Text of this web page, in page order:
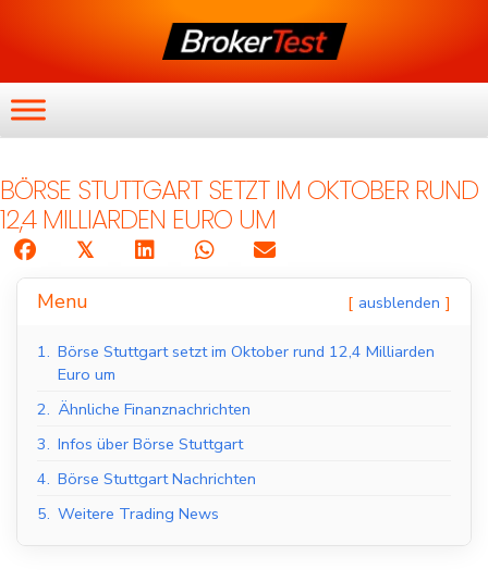
BÖRSE STUTTGART SETZT IM OKTOBER RUND
12,4 MILLIARDEN EURO UM
𝕏
Menu ausblenden
1. Börse Stuttgart setzt im Oktober rund 12,4 Milliarden
Euro um
2. Ähnliche Finanznachrichten
3. Infos über Börse Stuttgart
4. Börse Stuttgart Nachrichten
5. Weitere Trading News